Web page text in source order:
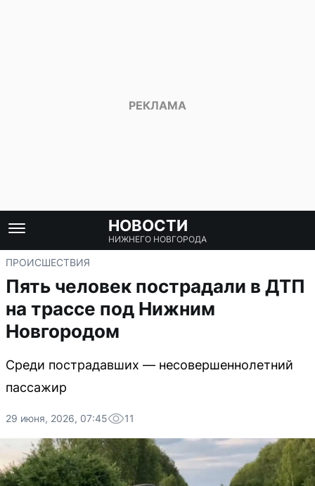
НОВОСТИ
НИЖНЕГО НОВГОРОДА
ПРОИСШЕСТВИЯ
Пять человек пострадали в ДТП
на трассе под Нижним
Новгородом
Среди пострадавших — несовершеннолетний
пассажир
29 июня, 2026, 07:45 11